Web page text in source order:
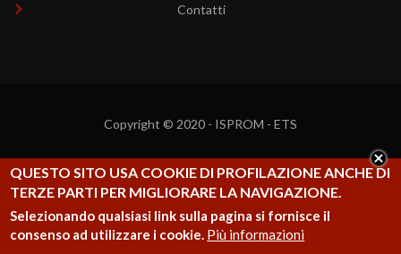
Contatti
Copyright © 2020 - ISPROM - ETS
QUESTO SITO USA COOKIE DI PROFILAZIONE ANCHE DI
TERZE PARTI PER MIGLIORARE LA NAVIGAZIONE.
Selezionando qualsiasi link sulla pagina si fornisce il
consenso ad utilizzare i cookie. Più informazioni